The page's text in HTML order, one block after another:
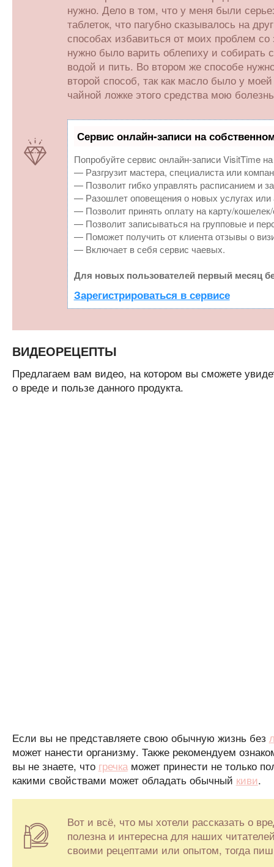
нужно. Дело в том, что у меня были
таблеток, что пагубно сказывалось на
способах избавиться от моих проблем
нужно было варить облепиху и собирать
водой и пить. Во втором же способе
второй способ, так как масло было у
чайной ложке этого средства мою
Сервис онлайн-записи на
Попробуйте сервис онлайн-записи VisitTime
— Разгрузит мастера, специалиста или
— Позволит гибко управлять расписанием и
— Разошлет оповещения о новых услугах или
— Позволит принять оплату на карту/кошелек/
— Позволит записываться на групповые и
— Поможет получить от клиента отзывы о
— Включает в себя сервис чаевых.
Для новых пользователей первый месяц
Зарегистрироваться в сервисе
ВИДЕОРЕЦЕПТЫ
Предлагаем вам видео, на котором вы сможете
о вреде и пользе данного продукта.
Если вы не представляете свою обычную жизнь без
может нанести организму. Также рекомендуем
вы не знаете, что гречкаможет принести не только
какими свойствами может обладать обычный киви.
Вот и всё, что мы хотели рассказать о
полезна и интересна для наших
своими рецептами или опытом, тогда